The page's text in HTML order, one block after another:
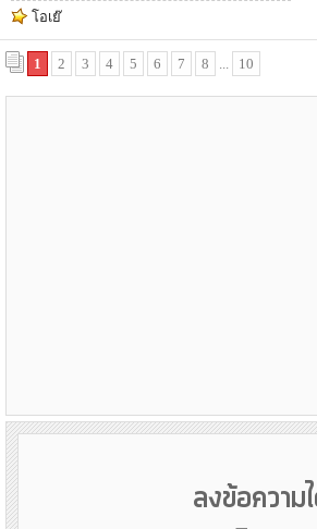
โอเย๊
1 2 3 4 5 6 7 8 ... 10
ลงข้อความ